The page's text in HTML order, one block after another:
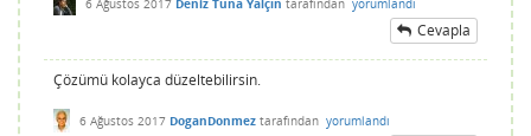
6 Ağustos 2017 Deniz Tuna Yalçın tarafından yorumlandı
Cevapla
Çözümü kolayca düzeltebilirsin.
6 Ağustos 2017 DoganDonmez tarafından yorumlandı